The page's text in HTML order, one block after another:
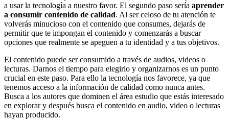
a usar la tecnología a nuestro favor. El segundo paso sería aprender
a consumir contenido de calidad. Al ser celoso de tu atención te
volverás minucioso con el contenido que consumes, dejarás de
permitir que te impongan el contenido y comenzarás a buscar
opciones que realmente se apeguen a tu identidad y a tus objetivos.
El contenido puede ser consumido a través de audios, videos o
lecturas. Darnos el tiempo para elegirlo y organizarnos es un punto
crucial en este paso. Para ello la tecnología nos favorece, ya que
tenemos acceso a la información de calidad como nunca antes.
Busca a los autores que dominen el área estudio que estás interesado
en explorar y después busca el contenido en audio, video o lecturas
hayan producido.